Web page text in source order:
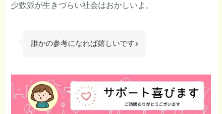
少数派が生きづらい社会はおかしいよ。
誰かの参考になれば嬉しいです♪